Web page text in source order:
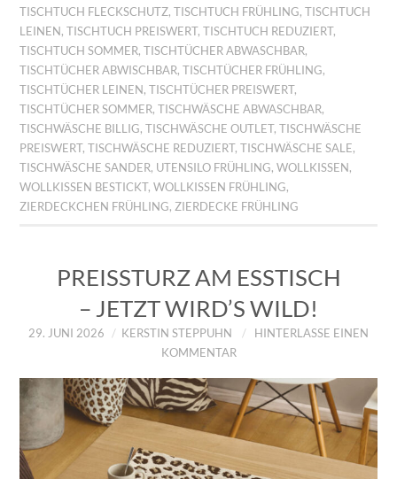
TISCHTUCH FLECKSCHUTZ,TISCHTUCH FRÜHLING,TISCHTUCH
LEINEN ,TISCHTUCH PREISWERT,TISCHTUCH REDUZIERT,
TISCHTUCH SOMMER,TISCHTÜCHER ABWASCHBAR,
TISCHTÜCHER ABWISCHBAR,TISCHTÜCHER FRÜHLING,
TISCHTÜCHER LEINEN ,TISCHTÜCHER PREISWERT,
TISCHTÜCHER SOMMER,TISCHWÄSCHE ABWASCHBAR,
TISCHWÄSCHE BILLIG,TISCHWÄSCHE OUTLET,TISCHWÄSCHE
PREISWERT,TISCHWÄSCHE REDUZIERT,TISCHWÄSCHE SALE,
TISCHWÄSCHE SANDER, UTENSILO FRÜHLING,WOLLKISSEN ,
WOLLKISSEN BESTICKT,WOLLKISSEN FRÜHLING,
ZIERDECKCHEN FRÜHLING, ZIERDECKE FRÜHLING
PREISSTURZ AM ESSTISCH
– JETZT WIRD’S WILD!
29. JUNI 2026 KERSTIN STEPPUHN
HINTERLASSE EINEN
KOMMENTAR